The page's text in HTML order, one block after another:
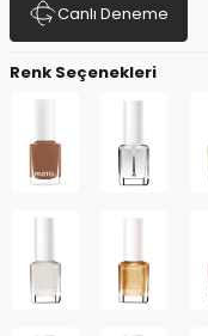
Canlı Deneme
Renk Seçenekleri